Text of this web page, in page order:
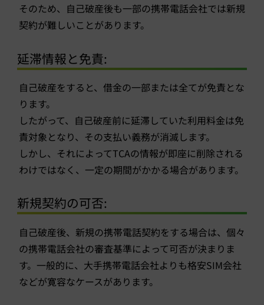
そのため、自己破産後も一部の携帯電話会社では新規
契約が難しいことがあります。
延滞情報と免責:
自己破産をすると、借金の一部または全てが免責とな
ります。
したがって、自己破産前に延滞していた利用料金は免
責対象となり、その支払い義務が消滅します。
しかし、それによってTCAの情報が即座に削除される
わけではなく、一定の期間がかかる場合があります。
新規契約の可否:
自己破産後、新規の携帯電話契約をする場合は、個々
の携帯電話会社の審査基準によって可否が決まりま
す。一般的に、大手携帯電話会社よりも格安SIM会社
などが寛容なケースがあります。